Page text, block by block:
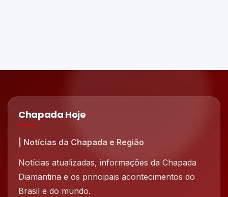
Chapada Hoje
| Notícias da Chapada e Região
Notícias atualizadas, informações da Chapada
Diamantina e os principais acontecimentos do
Brasil e do mundo.